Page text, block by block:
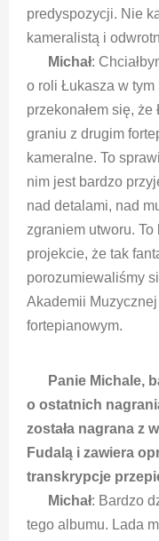
predyspozycji. Nie
kameralistą i
Michał:
o roli Łukasza w
przekonałem się,
graniu z drugim
kameralne. To
nim jest bardzo
nad detalami, nad
zgraniem utworu. To
projekcie, że tak
porozumiewaliśmy
Akademii
fortepianowym.
Panie Michale,
o ostatnich
została nagrana z
Fudalą i zawiera
transkrypcje
Michał: Bardzo
tego albumu. Lada